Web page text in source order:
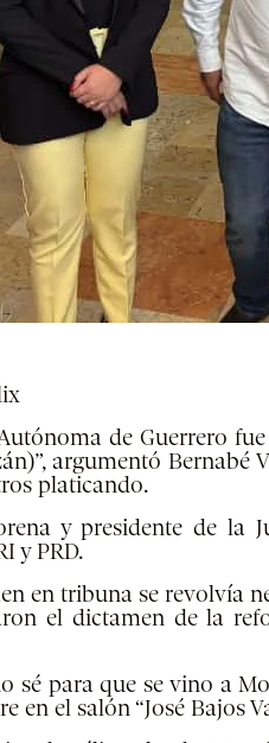
de Guerrero
argumentó
platicando.
y presidente de la
y PRD.
en tribuna se revolvía
el dictamen de la
sé para que se vino a
en el salón “José Bajos